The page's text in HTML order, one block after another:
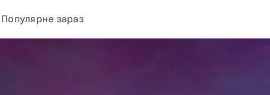
Популярне зараз